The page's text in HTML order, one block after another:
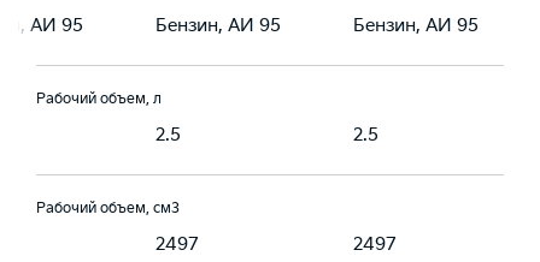
АИ 95 Бензин, АИ 95 Бензин, АИ 95
Рабочий объем, л
2.5 2.5
Рабочий объем, см3
2497 2497